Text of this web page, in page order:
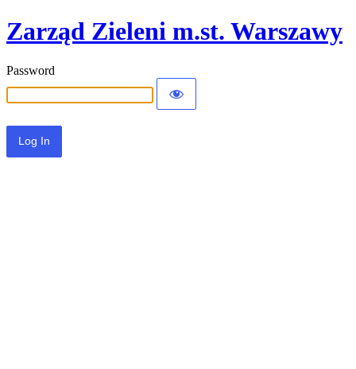
Zarząd Zieleni m.st. Warszawy
Password